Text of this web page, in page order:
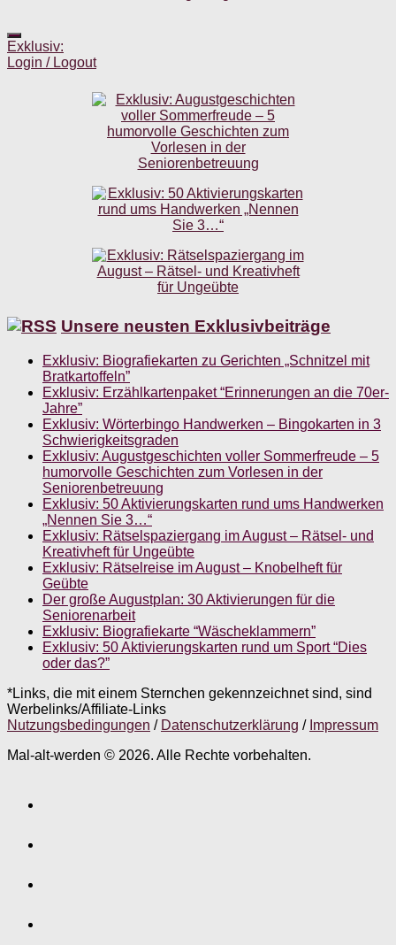
Exklusiv:
Login / Logout
Unsere neusten Exklusivbeiträge
Exklusiv: Biografiekarten zu Gerichten „Schnitzel mit
Bratkartoffeln”
Exklusiv: Erzählkartenpaket “Erinnerungen an die 70er-
Jahre”
Exklusiv: Wörterbingo Handwerken – Bingokarten in 3
Schwierigkeitsgraden
Exklusiv: Augustgeschichten voller Sommerfreude – 5
humorvolle Geschichten zum Vorlesen in der
Seniorenbetreuung
Exklusiv: 50 Aktivierungskarten rund ums Handwerken
„Nennen Sie 3…“
Exklusiv: Rätselspaziergang im August – Rätsel- und
Kreativheft für Ungeübte
Exklusiv: Rätselreise im August – Knobelheft für
Geübte
Der große Augustplan: 30 Aktivierungen für die
Seniorenarbeit
Exklusiv: Biografiekarte “Wäscheklammern”
Exklusiv: 50 Aktivierungskarten rund um Sport “Dies
oder das?”
*Links, die mit einem Sternchen gekennzeichnet sind, sind
Werbelinks/Affiliate-Links
Nutzungsbedingungen / Datenschutzerklärung / Impressum
Mal-alt-werden © 2026. Alle Rechte vorbehalten.